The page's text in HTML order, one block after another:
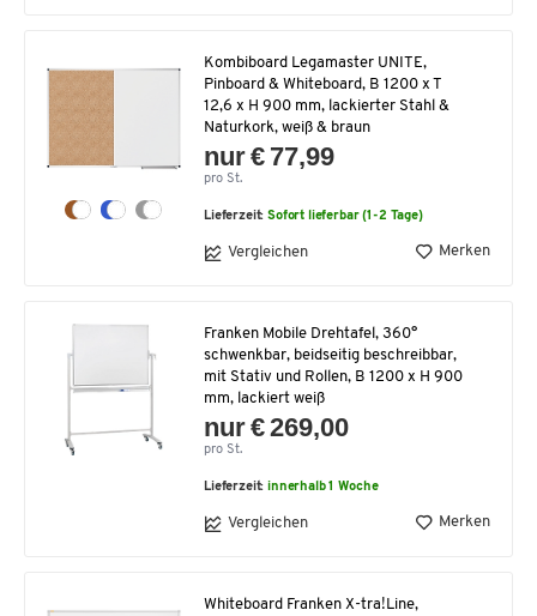
Kombiboard Legamaster UNITE,
Pinboard & Whiteboard, B 1200 x T
12,6 x H 900 mm, lackierter Stahl &
Naturkork, weiß & braun
nur € 77,99
pro St.
Lieferzeit:Sofort lieferbar (1-2 Tage)
Vergleichen Merken
Franken Mobile Drehtafel, 360°
schwenkbar, beidseitig beschreibbar,
mit Stativ und Rollen, B 1200 x H 900
mm, lackiert weiß
nur € 269,00
pro St.
Lieferzeit:innerhalb 1 Woche
Vergleichen Merken
Whiteboard Franken X-tra!Line,